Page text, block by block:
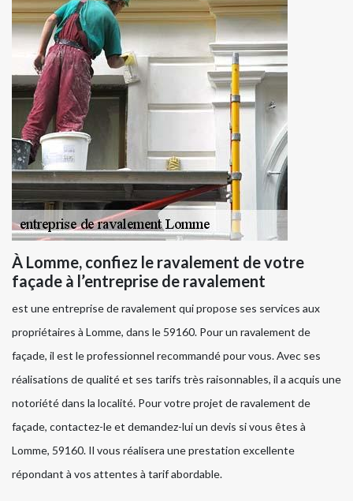
À Lomme, confiez le ravalement de votre
façade à l’entreprise de ravalement
est une entreprise de ravalement qui propose ses services aux
propriétaires à Lomme, dans le 59160. Pour un ravalement de
façade, il est le professionnel recommandé pour vous. Avec ses
réalisations de qualité et ses tarifs très raisonnables, il a acquis une
notoriété dans la localité. Pour votre projet de ravalement de
façade, contactez-le et demandez-lui un devis si vous êtes à
Lomme, 59160. Il vous réalisera une prestation excellente
répondant à vos attentes à tarif abordable.